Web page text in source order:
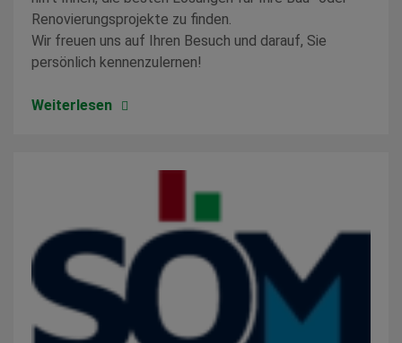
Renovierungsprojekte zu finden.
Wir freuen uns auf Ihren Besuch und darauf, Sie
persönlich kennenzulernen!
Weiterlesen